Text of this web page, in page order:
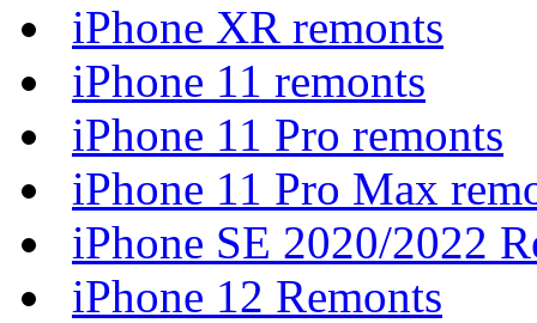
iPhone XR remonts
iPhone 11 remonts
iPhone 11 Pro remonts
iPhone 11 Pro Max
iPhone SE 2020/2022
iPhone 12 Remonts